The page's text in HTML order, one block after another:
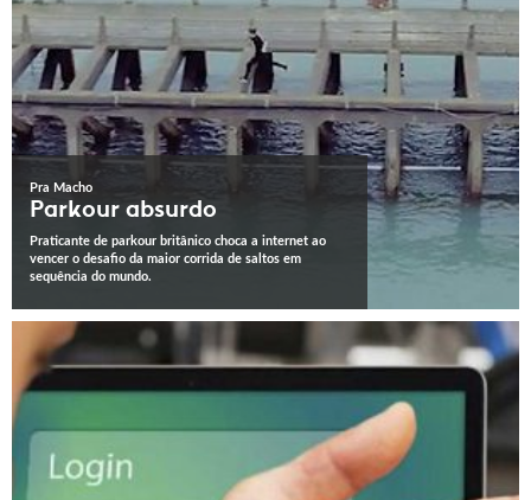
Pra Macho
Parkour absurdo
Praticante de parkour britânico choca a internet ao
vencer o desafio da maior corrida de saltos em
sequência do mundo.